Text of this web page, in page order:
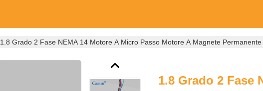
1.8 Grado 2 Fase NEMA 14 Motore A Micro Passo Motore A Magnete
1.8 Grado 2 Fase